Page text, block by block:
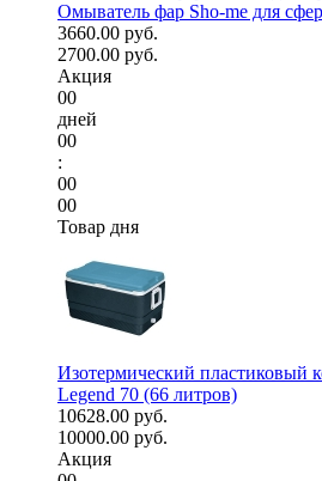
Омыватель фар Sho-me для
3660.00 руб.
2700.00 руб.
Акция
00
дней
00
:
00
00
Товар дня
Изотермический пластиковый
Legend 70 (66 литров)
10628.00 руб.
10000.00 руб.
Акция